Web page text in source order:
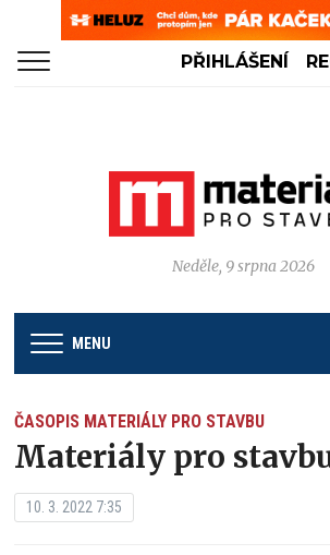
PŘIHLÁŠENÍ
Neděle, 9 srpna 2026
MENU
ČASOPIS MATERIÁLY PRO STAVBU
Materiály pro
10. 3. 2022 7:35